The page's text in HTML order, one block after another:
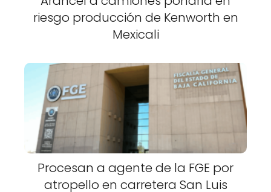
riesgo producción de Kenworth en
Mexicali
Procesan a agente de la FGE por
atropello en carretera San Luis